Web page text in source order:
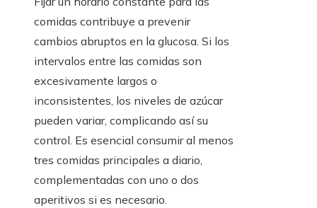
comidas contribuye a prevenir
cambios abruptos en la glucosa. Si los
intervalos entre las comidas son
excesivamente largos o
inconsistentes, los niveles de azúcar
pueden variar, complicando así su
control. Es esencial consumir al menos
tres comidas principales a diario,
complementadas con uno o dos
aperitivos si es necesario.